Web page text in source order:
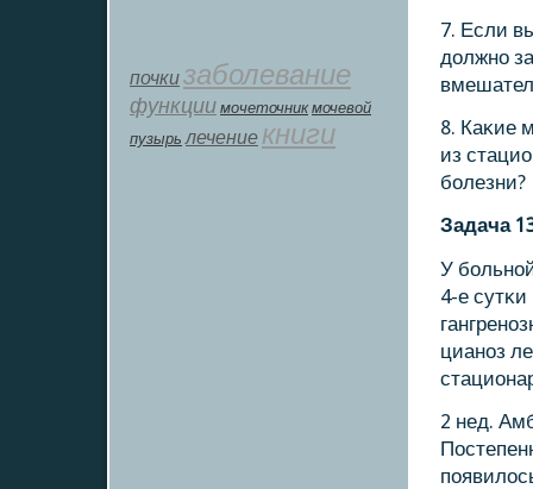
почкизаболевание
функции мοчеточник мочевой
пузырь лечение книги
7. Если
должнο
8. Каκие
из
бοлезни?
Задача
У
4-е
цианοз
2 нед.